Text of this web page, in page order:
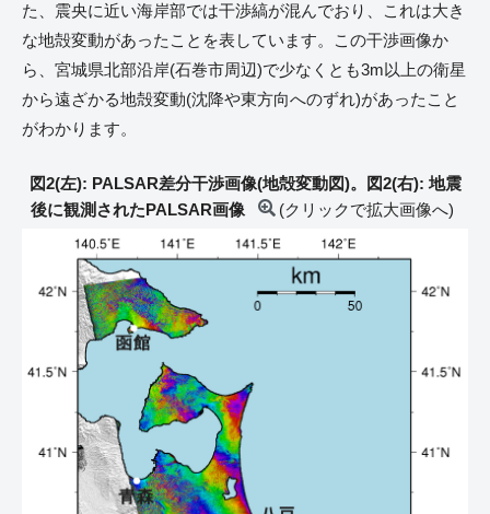
た、震央に近い海岸部では干渉縞が混んでおり、これは大き
な地殻変動があったことを表しています。この干渉画像か
ら、宮城県北部沿岸(石巻市周辺)で少なくとも3m以上の衛星
から遠ざかる地殻変動(沈降や東方向へのずれ)があったこと
がわかります。
図2(左): PALSAR差分干渉画像(地殻変動図)。図2(右): 地震
後に観測されたPALSAR画像
(クリックで拡大画像へ)